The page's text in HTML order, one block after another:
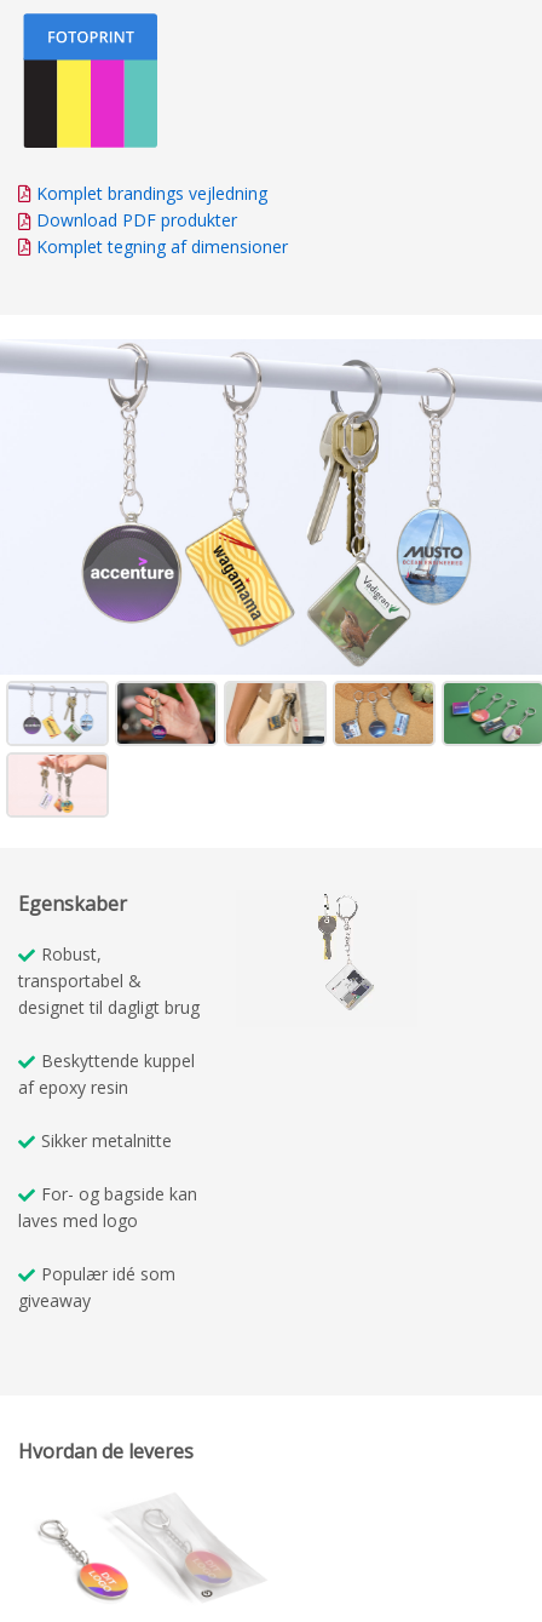
Komplet brandings vejledning
Download PDF produkter
Komplet tegning af dimensioner
Egenskaber
Robust,
transportabel &
designet til dagligt brug
Beskyttende kuppel
af epoxy resin
Sikker metalnitte
For- og bagside kan
laves med logo
Populær idé som
giveaway
Hvordan de leveres